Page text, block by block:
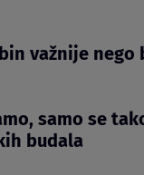
važnije nego
samo se
budala